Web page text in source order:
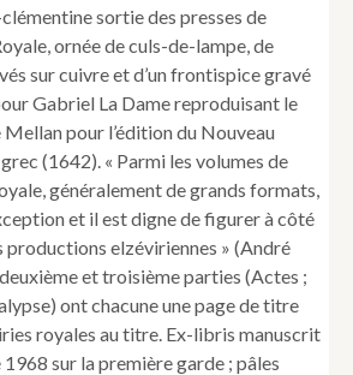
sortie des presses de
ornée de culs-de-lampe, de
sur cuivre et d’un frontispice gravé
Gabriel La Dame reproduisant le
pour l’édition du Nouveau
(1642). « Parmi les volumes de
généralement de grands formats,
et il est digne de figurer à côté
productions elzéviriennes » (André
deuxième et troisième parties (Actes ;
ont chacune une page de titre
royales au titre. Ex-libris manuscrit
sur la première garde ; pâles